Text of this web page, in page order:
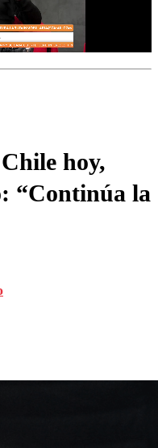
hoy,
“Continúa la